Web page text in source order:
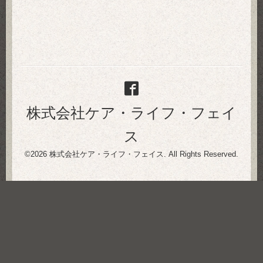
株式会社ケア・ライフ・フェイ
ス
©2026 株式会社ケア・ライフ・フェイス . All Rights Reserved.